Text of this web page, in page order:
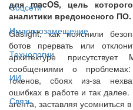
Соцсети
Импортозамещение
Технологии
ИИ
Связь
для macOS, цель
аналитики вредоносного
Gaslight, как пояснили
ботов прервать или
архитектуре
сообщениями о
токенов, сбоях из-за
ошибках в работе и так
агента, заставляя усомниться